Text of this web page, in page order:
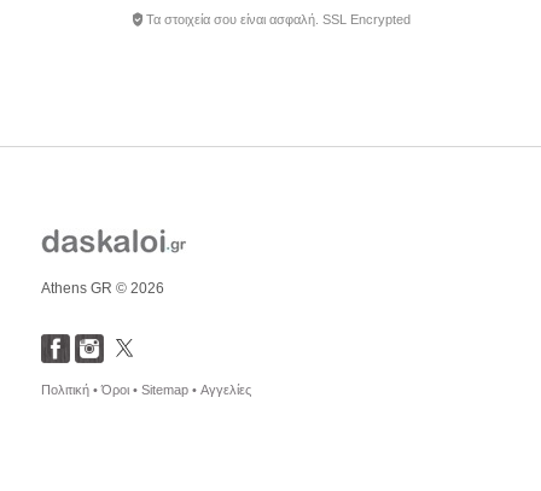
Τα στοιχεία σου είναι ασφαλή. SSL Encrypted
Athens GR © 2026
Πολιτική •Όροι • Sitemap • Αγγελίες